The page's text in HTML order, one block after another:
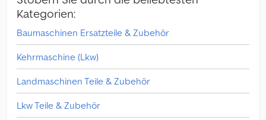
Kategorien:
Baumaschinen Ersatzteile & Zubehör
Kehrmaschine (Lkw)
Landmaschinen Teile & Zubehör
Lkw Teile & Zubehör